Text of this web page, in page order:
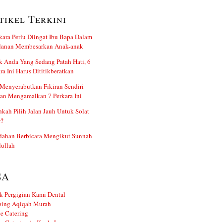
Terkini
Perlu Diingat Ibu Bapa Dalam
Membesarkan Anak-anak
Anda Yang Sedang Patah Hati, 6
Ini Harus Dititikberatkan
Fikiran Sendiri
Mengamalkan 7 Perkara Ini
Pilih Jalan Jauh Untuk Solat
Berbicara Mengikut Sunnah
Pergigian Kami Dental
Aqiqah Murah
Catering